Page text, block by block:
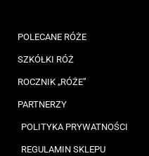
POLECANE RÓŻE
SZKÓŁKI RÓŻ
ROCZNIK „RÓŻE”
PARTNERZY
POLITYKA PRYWATNOŚCI
REGULAMIN SKLEPU